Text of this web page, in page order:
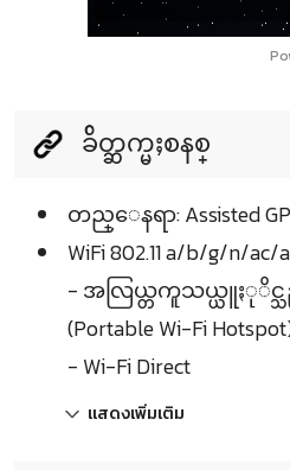
ခ်ိတ္ဆက္မႈစနစ္
တည္ေနရာ: Assisted
WiFi 802.11 a/b/g/n/ac/
- အလြယ္တကူသယ္ယူႏုိင္သ
(Portable Wi-Fi
- Wi-Fi Direct
แสดงเพิ่มเติม